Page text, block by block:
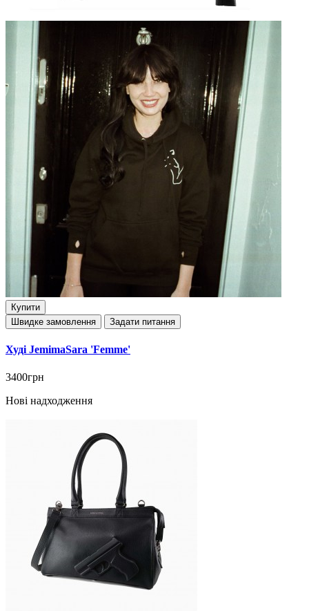
Купити
Швидке замовлення
Задати питання
Худі JemimaSara 'Femme'
3400грн
Нові надходження